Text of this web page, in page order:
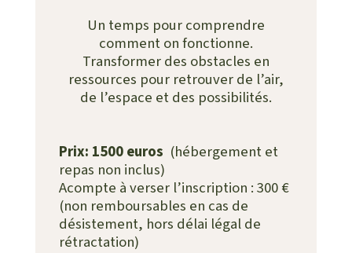
Un temps pour comprendre
comment on fonctionne.
Transformer des obstacles en
ressources pour retrouver de l’air,
de l’espace et des possibilités.
Prix: 1500 euros (hébergement et
repas non inclus)
Acompte à verser l’inscription : 300 €
(non remboursables en cas de
désistement, hors délai légal de
rétractation)